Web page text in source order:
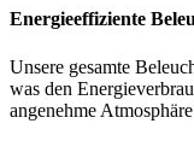
Energieeffiziente
Unsere gesamte
was den
angenehme